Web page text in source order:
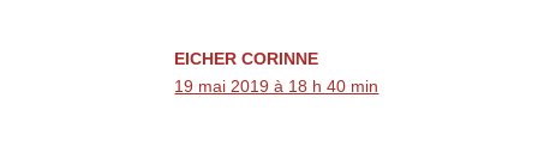
EICHER CORINNE
19 mai 2019 à 18 h 40 min